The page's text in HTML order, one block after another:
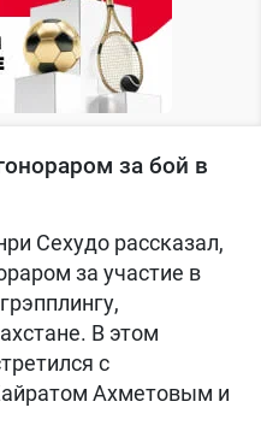
за бой в
Сехудо рассказал,
за участие в
В этом
с
Ахметовым и